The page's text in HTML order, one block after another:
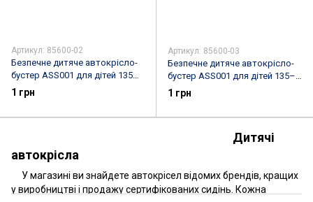
Артикул: 85600-02
Безпечне дитяче автокрісло-
бустер ASS001 для дітей 135–
150 см компактне легке,
Червоний
1 грн
Артикул: 85600-03
Безпечне дитяче автокрісло-
бустер ASS001 для дітей 135–
150 см компактне легке, Сірий
1 грн
Дитячі
автокрісла
У магазині ви знайдете автокрісел відомих брендів, кращих
у виробництві і продажу сертифікованих сидінь. Кожна